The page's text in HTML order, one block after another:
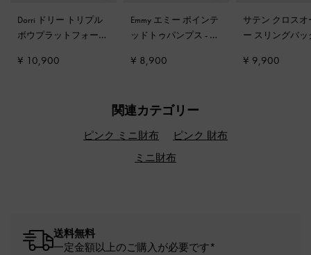
Dorri ドリー トリプル
ボウプラットフォーム
¥ 10,900
Emmy エミー ポインテ
ッドトゥパンプス - ピ
¥ 8,900
サテン クロスオ
ー スリングバッ
ピンク
¥ 9,900
関連カテゴリー
ピンク ミニ財布
ピンク 財布
ミニ財布
送料無料
一定金額以上のご購入が必要です*